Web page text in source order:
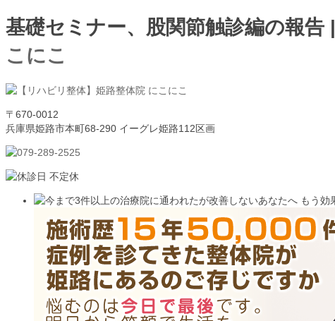
基礎セミナー、股関節触診編の報告 |
こにこ
〒670-0012
兵庫県姫路市本町68-290 イーグレ姫路112区画